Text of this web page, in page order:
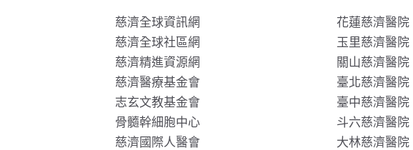
慈濟全球資訊網
慈濟全球社區網
慈濟精進資源網
慈濟醫療基金會
志玄文教基金會
骨髓幹細胞中心
慈濟國際人醫會
花蓮慈濟醫院
玉里慈濟醫院
關山慈濟醫院
臺北慈濟醫院
臺中慈濟醫院
斗六慈濟醫院
大林慈濟醫院